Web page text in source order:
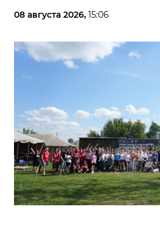
08 августа 2026, 15:06